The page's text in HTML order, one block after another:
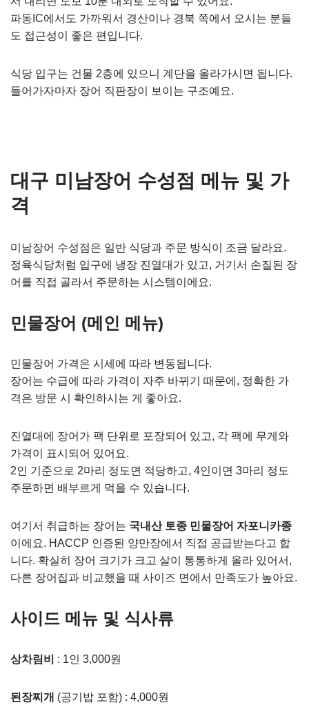
파동IC에서도 가까워서 경산이나 경북 쪽에서 오시는 분들
도 접근성이 좋은 편입니다.
식당 입구는 건물 2층에 있으니 계단을 올라가시면 됩니다.
들어가자마자 장어 직판장이 보이는 구조예요.
대구 미남장어 수성점 메뉴 및 가
격
미남장어 수성점은 일반 식당과 주문 방식이 조금 달라요.
정육식당처럼 입구에 냉장 진열대가 있고, 거기서 손질된 장
어를 직접 골라서 주문하는 시스템이에요.
민물장어 (메인 메뉴)
민물장어 가격은 시세에 따라 변동됩니다.
장어는 수급에 따라 가격이 자주 바뀌기 때문에, 정확한 가
격은 방문 시 확인하시는 게 좋아요.
진열대에 장어가 팩 단위로 포장되어 있고, 각 팩에 무게와
가격이 표시되어 있어요.
2인 기준으로 2마리 정도면 적당하고, 4인이면 3마리 정도
주문하면 배부르게 먹을 수 있습니다.
여기서 취급하는 장어는 국내산 토종 민물장어 자포니카종
이에요. HACCP 인증된 양만장에서 직접 공급받는다고 합
니다. 확실히 장어 크기가 크고 살이 통통하게 올라 있어서,
다른 장어집과 비교했을 때 사이즈 면에서 만족도가 높아요.
사이드 메뉴 및 식사류
상차림비 : 1인 3,000원
된장찌개 (공기밥 포함) : 4,000원